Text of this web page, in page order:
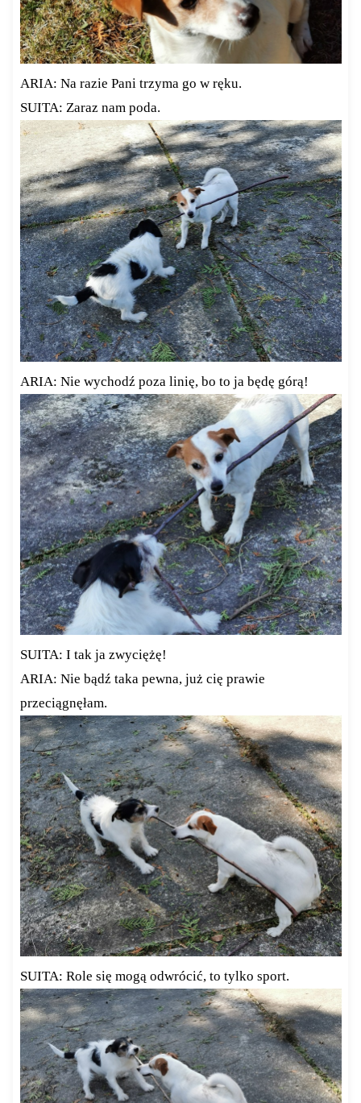
ARIA: Na razie Pani trzyma go w ręku.
SUITA: Zaraz nam poda.
ARIA: Nie wychodź poza linię, bo to ja będę górą!
SUITA: I tak ja zwyciężę!
ARIA: Nie bądź taka pewna, już cię prawie
przeciągnęłam.
SUITA: Role się mogą odwrócić, to tylko sport.